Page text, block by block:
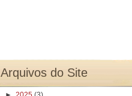
Arquivos do Site